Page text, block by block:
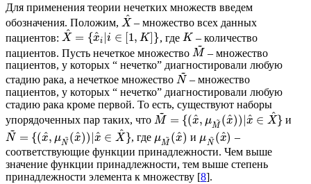
Для применения теории нечетких множеств введем
обозначения. Положим, X
^– множество всех данных
пациентов: X
^ = {x
^i i ∈ 1, K] }, где K– количество
пациентов. Пусть нечеткое множество M
~ – множество
пациентов, у которых “ нечетко” диагностировали любую
стадию рака, а нечеткое множество N
~ – множество
пациентов, у которых “ нечетко” диагностировали любую
стадию рака кроме первой. То есть, существуют наборы
упорядоченных пар таких, что M
~
= {(x
^, μM
~ (x
^)) x
^ ∈ X
^}и
N
~
= {(x
^, μN
~(x
^)) x
^ ∈ X
^}, где μM
~ (x
^) и μN
~(x
^) –
соответствующие функции принадлежности. Чем выше
значение функции принадлежности, тем выше степень
принадлежности элемента к множеству [8].